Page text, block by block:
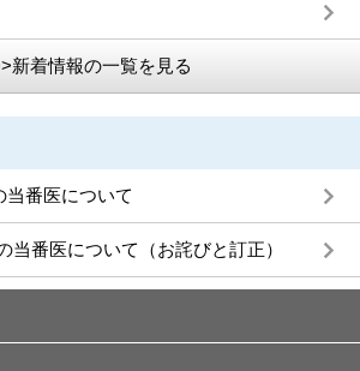
新着情報の一覧を見る
当番医について
当番医について（お詫びと訂正）